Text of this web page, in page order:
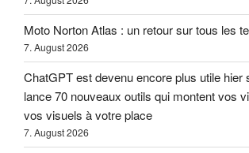
Moto Norton Atlas : un retour sur tous les
7. August 2026
ChatGPT est devenu encore plus utile hier
lance 70 nouveaux outils qui montent vos
vos visuels à votre place
7. August 2026